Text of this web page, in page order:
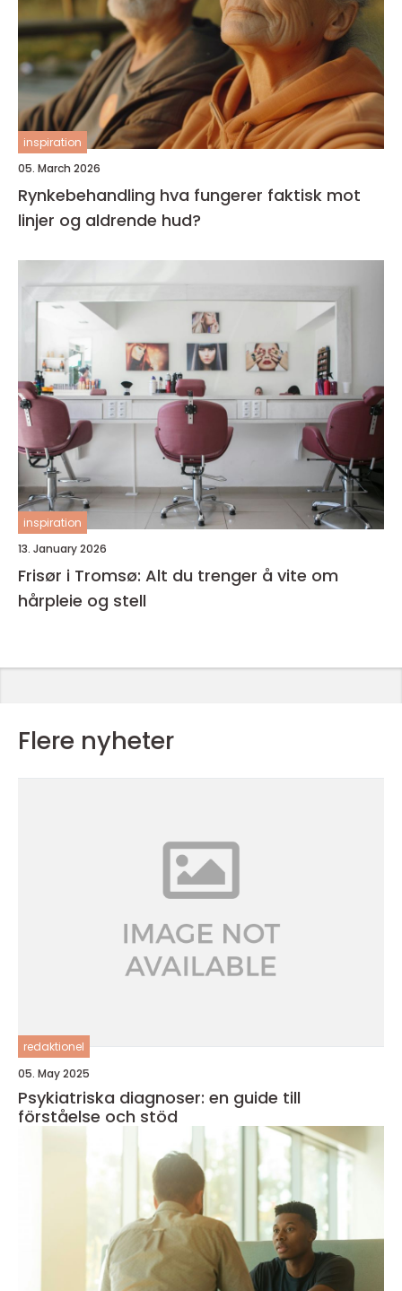
inspiration
05. March 2026
Rynkebehandling hva fungerer faktisk mot
linjer og aldrende hud?
inspiration
13. January 2026
Frisør i Tromsø: Alt du trenger å vite om
hårpleie og stell
Flere nyheter
redaktionel
05. May 2025
Psykiatriska diagnoser: en guide till
förståelse och stöd